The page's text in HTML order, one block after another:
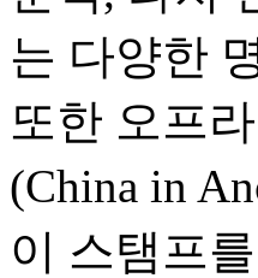
는 다양한
또한 오프
(China in
이 스탬프